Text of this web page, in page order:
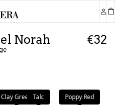
Norah €32
Beige
Clay Green Talc Poppy Red